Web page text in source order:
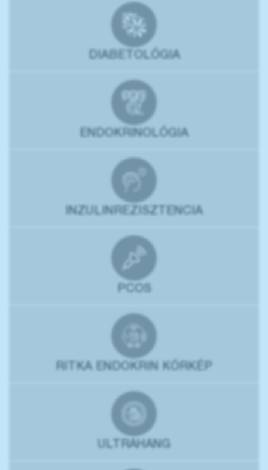
DIABETOLÓGIA
ENDOKRINOLÓGIA
INZULINREZISZTENCIA
PCOS
RITKA ENDOKRIN KÓRKÉP
ULTRAHANG